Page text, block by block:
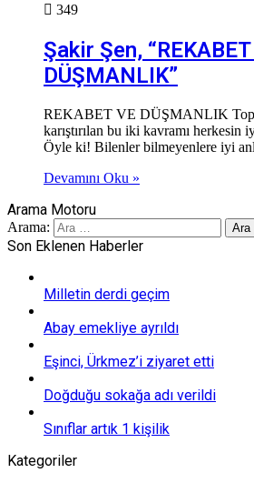
349
Şakir Şen,
DÜŞMANLIK”
REKABET VE DÜŞMANLIK
karıştırılan bu iki kavramı herkesin
Öyle ki! Bilenler bilmeyenlere iyi
Devamını Oku »
Arama Motoru
Arama:
Son Eklenen Haberler
Milletin derdi geçim
Abay emekliye ayrıldı
Eşinci, Ürkmez’i ziyaret etti
Doğduğu sokağa adı verildi
Sınıflar artık 1 kişilik
Kategoriler